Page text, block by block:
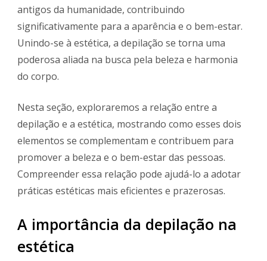
antigos da humanidade, contribuindo
significativamente para a aparência e o bem-estar.
Unindo-se à estética, a depilação se torna uma
poderosa aliada na busca pela beleza e harmonia
do corpo.
Nesta seção, exploraremos a relação entre a
depilação e a estética, mostrando como esses dois
elementos se complementam e contribuem para
promover a beleza e o bem-estar das pessoas.
Compreender essa relação pode ajudá-lo a adotar
práticas estéticas mais eficientes e prazerosas.
A importância da depilação na
estética